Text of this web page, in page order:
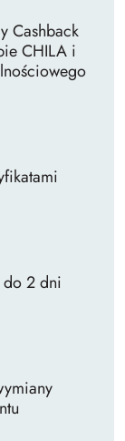
Cashback
CHILA i
do 2 dni